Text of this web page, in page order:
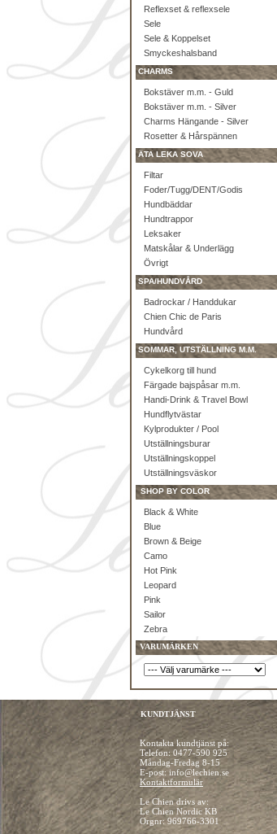
Reflexset & reflexsele
Sele
Sele & Koppelset
Smyckeshalsband
CHARMS
Bokstäver m.m. - Guld
Bokstäver m.m. - Silver
Charms Hängande - Silver
Rosetter & Hårspännen
ÄTA LEKA SOVA
Filtar
Foder/Tugg/DENT/Godis
Hundbäddar
Hundtrappor
Leksaker
Matskålar & Underlägg
Övrigt
SPA/HUNDVÅRD
Badrockar / Handdukar
Chien Chic de Paris
Hundvård
SOMMAR, UTSTÄLLNING M.M.
Cykelkorg till hund
Färgade bajspåsar m.m.
Handi-Drink & Travel Bowl
Hundflytvästar
Kylprodukter / Pool
Utställningsburar
Utställningskoppel
Utställningsväskor
SHOP BY COLOR
Black & White
Blue
Brown & Beige
Camo
Hot Pink
Leopard
Pink
Sailor
Zebra
VARUMÄRKEN
KUNDTJÄNST
Kontakta kundtjänst på:
Telefon: 0477-590 925
Måndag-Fredag 8-15
E-post: info@lechien.se
Kontaktformulär
Le Chien drivs av:
Le Chien Nordic KB
Orgnr: 969766-3301